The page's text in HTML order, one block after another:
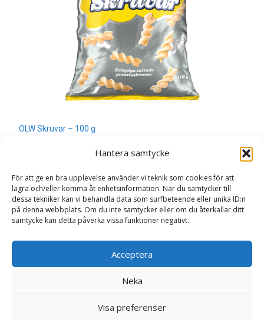
Hantera samtycke
För att ge en bra upplevelse använder vi teknik som cookies för att
lagra och/eller komma åt enhetsinformation. När du samtycker till
dessa tekniker kan vi behandla data som surfbeteende eller unika ID:n
på denna webbplats. Om du inte samtycker eller om du återkallar ditt
samtycke kan detta påverka vissa funktioner negativt.
Acceptera
Neka
Visa preferenser
OLW Skruvar – 100 g
Search
Powered by WordPress, Themei-craftby TemplatesNext.